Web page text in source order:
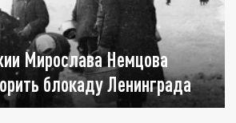
Мирослава Немцова
блокаду Ленинграда